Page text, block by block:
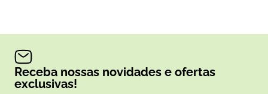
Receba nossas novidades e ofertas
exclusivas!